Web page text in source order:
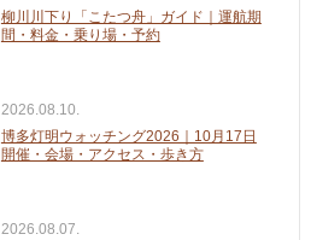
柳川川下り「こたつ舟」ガイド｜運航期
間・料金・乗り場・予約
2026.08.10.
博多灯明ウォッチング2026｜10月17日
開催・会場・アクセス・歩き方
2026.08.07.